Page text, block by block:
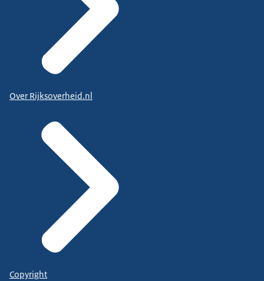
Over Rijksoverheid.nl
Copyright